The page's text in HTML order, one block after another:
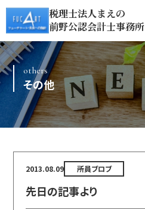
税理士法人まえの
前野公認会計士事務所
others
その他
2013.08.09 所員ブロブ
先日の記事より